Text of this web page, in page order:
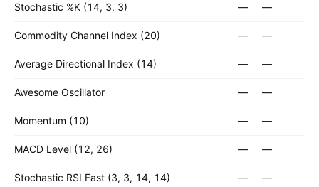
Stochastic %K (14, 3, 3) — —
Commodity Channel Index (20) — —
Average Directional Index (14) — —
Awesome Oscillator — —
Momentum (10) — —
MACD Level (12, 26) — —
Stochastic RSI Fast (3, 3, 14, 14) — —